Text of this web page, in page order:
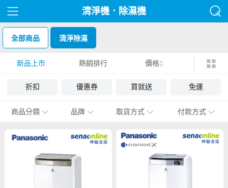
清淨機．除濕機
全部商品 清淨除濕
新品上市 熱銷排行 價格
折扣 優惠券 買就送 免運
商品分類 品牌 取貨方式 付款方式